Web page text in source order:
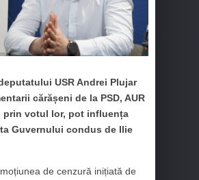
USR Andrei Plujar
cărășeni de la PSD, AUR
prin votul lor, pot influența
Guvernului condus de Ilie
de cenzură inițiată de